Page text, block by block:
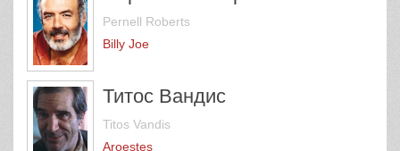
Pernell Roberts
Billy Joe
Титос Вандис
Titos Vandis
Aroestes